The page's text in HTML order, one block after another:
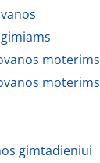
moterims
moterims
gimtadieniui